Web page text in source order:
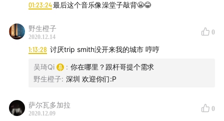
01:06:17只有自然发酵的酒，才能带来血液感
01:15:43一直在路上，并永远将团队保持在200人以下
🎵 歌单
Love Is Lost (David Bowie)
Lost Highway (Hank Williams)
01:23:24最后这个音乐像澡堂子敲背😬😂
野生橙子
2020.12.14
0
1:13:28 讨厌trip smith没开来我的城市 哼哼
吴琦Qi : 你在哪里？跟杆哥提个需求
野生橙子: 深圳 欢迎你们:P
萨尔瓦多加拉
2020.12.09
0